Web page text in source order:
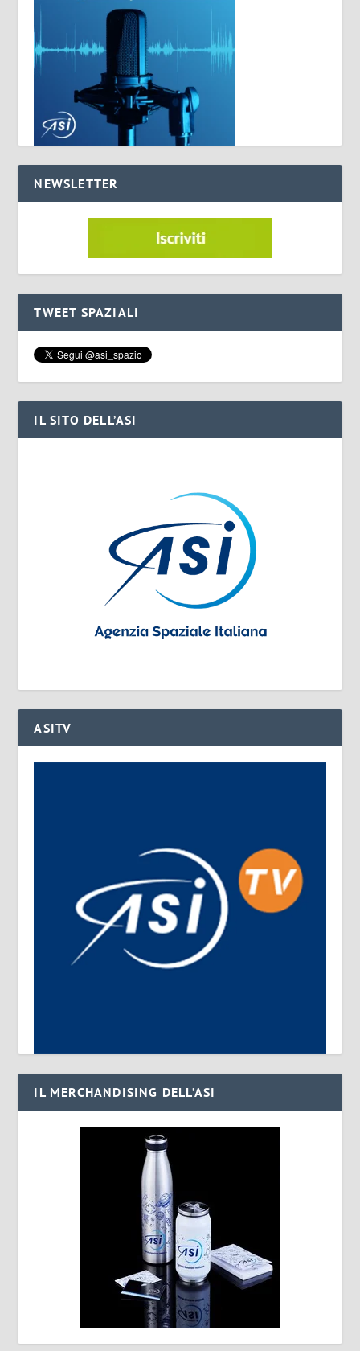
NEWSLETTER
TWEET SPAZIALI
IL SITO DELL’ASI
ASITV
IL MERCHANDISING DELL’ASI